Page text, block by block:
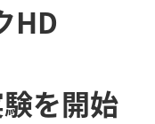
HD
を開始